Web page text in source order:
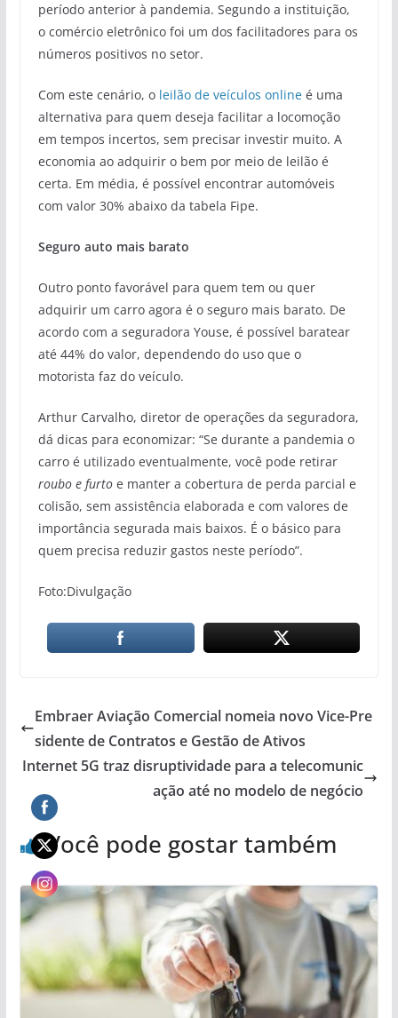
período anterior à pandemia. Segundo a instituição,
o comércio eletrônico foi um dos facilitadores para os
números positivos no setor.
Com este cenário, o leilão de veículos onlineé uma
alternativa para quem deseja facilitar a locomoção
em tempos incertos, sem precisar investir muito. A
economia ao adquirir o bem por meio de leilão é
certa. Em média, é possível encontrar automóveis
com valor 30% abaixo da tabela Fipe.
Seguro auto mais barato
Outro ponto favorável para quem tem ou quer
adquirir um carro agora é o seguro mais barato. De
acordo com a seguradora Youse, é possível baratear
até 44% do valor, dependendo do uso que o
motorista faz do veículo.
Arthur Carvalho, diretor de operações da seguradora,
dá dicas para economizar: “Se durante a pandemia o
carro é utilizado eventualmente, você pode retirar
roubo e furtoe manter a cobertura de perda parcial e
colisão, sem assistência elaborada e com valores de
importância segurada mais baixos. É o básico para
quem precisa reduzir gastos neste período”.
Foto:Divulgação
Embraer Aviação Comercial nomeia novo Vice-Pre
sidente de Contratos e Gestão de Ativos
Internet 5G traz disruptividade para a telecomunic
ação até no modelo de negócio
Você pode gostar também